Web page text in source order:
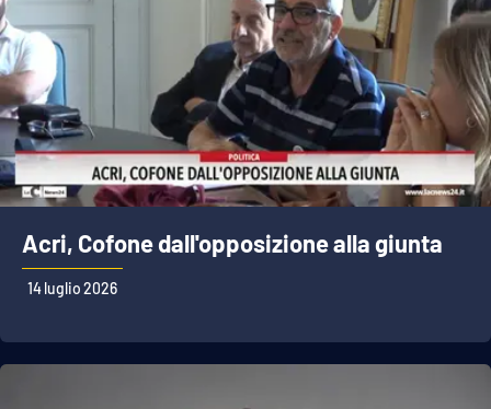
Acri, Cofone dall'opposizione alla giunta
14 luglio 2026